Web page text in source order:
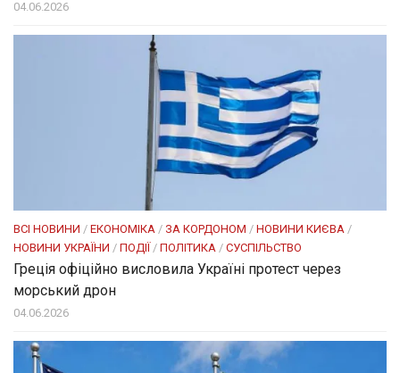
04.06.2026
ВСІ НОВИНИ / ЕКОНОМІКА / ЗА КОРДОНОМ / НОВИНИ КИЄВА /
НОВИНИ УКРАЇНИ / ПОДІЇ / ПОЛІТИКА / СУСПІЛЬСТВО
Греція офіційно висловила Україні протест через
морський дрон
04.06.2026